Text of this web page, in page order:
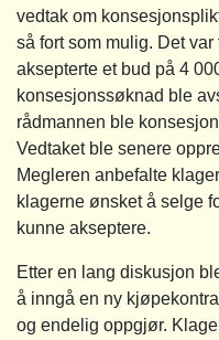
vedtak om
så fort som mulig. Det
aksepterte et bud på 4
konsesjonssøknad ble
rådmannen ble
Vedtaket ble senere
Megleren anbefalte
klagerne ønsket å selge
kunne akseptere.
Etter en lang diskusjon
å inngå en ny
og endelig oppgjør.